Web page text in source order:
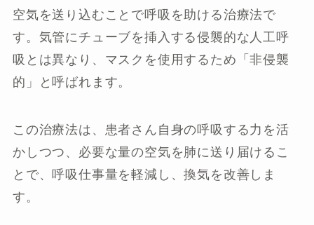
空気を送り込むことで呼吸を助ける治療法で
す。気管にチューブを挿入する侵襲的な人工呼
吸とは異なり、マスクを使用するため「非侵襲
的」と呼ばれます。
この治療法は、患者さん自身の呼吸する力を活
かしつつ、必要な量の空気を肺に送り届けるこ
とで、呼吸仕事量を軽減し、換気を改善しま
す。